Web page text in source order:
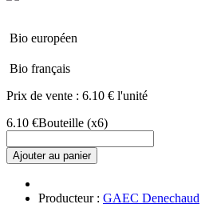
Bio européen
Bio français
Prix de vente : 6.10 € l'unité
6.10 €Bouteille (x6)
Ajouter au panier
Producteur : GAEC Denechaud